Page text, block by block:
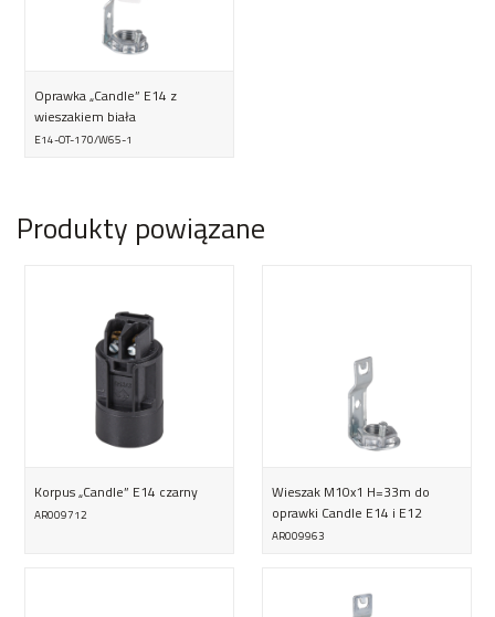
Oprawka „Candle” E14 z
wieszakiem biała
E14-OT-170/W65-1
Produkty powiązane
Korpus „Candle” E14 czarny
AR009712
Wieszak M10x1 H=33m do
oprawki Candle E14 i E12
AR009963